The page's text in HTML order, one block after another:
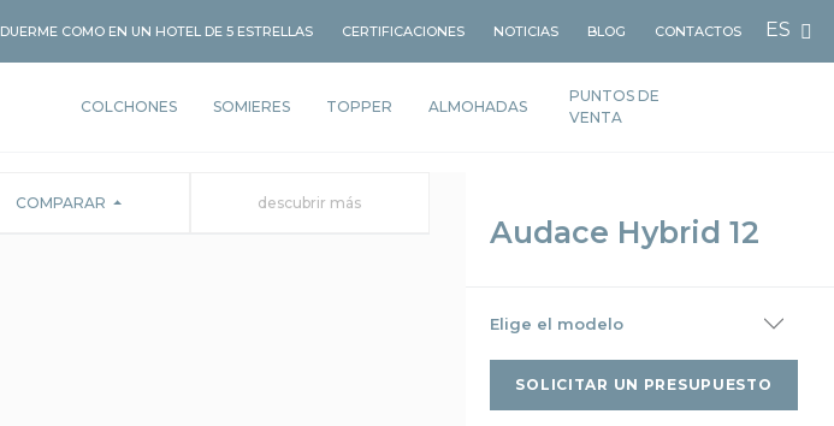
DUERME COMO EN UN HOTEL DE 5 ESTRELLAS CERTIFICACIONES NOTICIAS BLOG CONTACTOS ES
PUNTOS DE
VENTA
COLCHONES SOMIERES TOPPER ALMOHADAS
COMPARAR descubrir más
Audace Hybrid 12
Elige el modelo
SOLICITAR UN PRESUPUESTO